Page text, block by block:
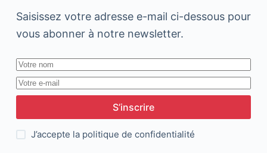
Saisissez votre adresse e-mail ci-dessous pour
vous abonner à notre newsletter.
S’inscrire
J’accepte la politique de confidentialité